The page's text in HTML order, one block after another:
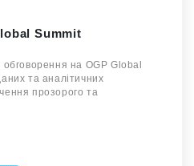
Summit
обговорення на OGP Global
та аналітичних
прозорого та